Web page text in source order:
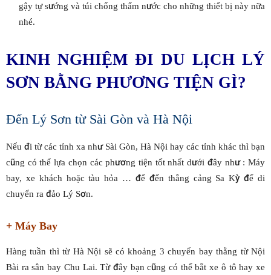
gậy tự sướng và túi chống thấm nước cho những thiết bị này nữa
nhé.
KINH NGHIỆM ĐI DU LỊCH LÝ
SƠN BẰNG PHƯƠNG TIỆN GÌ?
Đến Lý Sơn từ Sài Gòn và Hà Nội
Nếu đi từ các tỉnh xa như Sài Gòn, Hà Nội hay các tỉnh khác thì bạn
cũng có thể lựa chọn các phương tiện tốt nhất dưới đây như : Máy
bay, xe khách hoặc tàu hỏa … để đến thẳng cảng Sa Kỳ để di
chuyển ra đảo Lý Sơn.
+ Máy Bay
Hàng tuần thì từ Hà Nội sẽ có khoảng 3 chuyến bay thằng từ Nội
Bài ra sân bay Chu Lai. Từ đây bạn cũng có thể bắt xe ô tô hay xe